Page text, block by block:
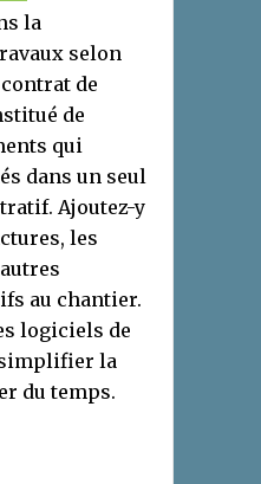
la
selon
de
de
qui
dans un seul
Ajoutez-y
les
au chantier.
logiciels de
la
du temps.